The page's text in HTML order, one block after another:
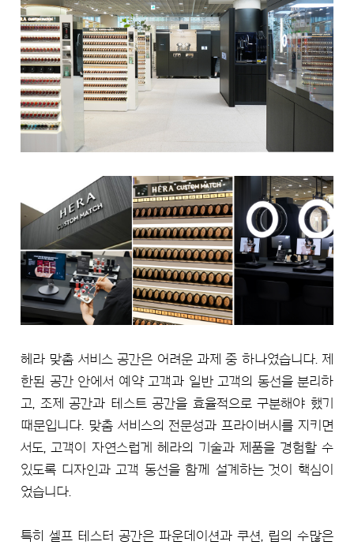
헤라 맞춤 서비스 공간은 어려운 과제 중 하나였습니다. 제
한된 공간 안에서 예약 고객과 일반 고객의 동선을 분리하
고, 조제 공간과 테스트 공간을 효율적으로 구분해야 했기
때문입니다. 맞춤 서비스의 전문성과 프라이버시를 지키면
서도, 고객이 자연스럽게 헤라의 기술과 제품을 경험할 수
있도록 디자인과 고객 동선을 함께 설계하는 것이 핵심이
었습니다.
특히 셀프 테스터 공간은 파운데이션과 쿠션, 립의 수많은